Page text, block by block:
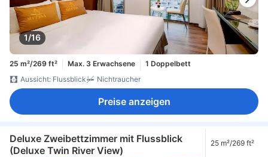
1/16
25 m²/269 ft² Max. 3 Erwachsene
1 Doppelbett
Aussicht: Flussblick
Nichtraucher
Preise anzeigen
Deluxe Zweibettzimmer mit Flussblick
(Deluxe Twin River View)
25 m²/269 ft²